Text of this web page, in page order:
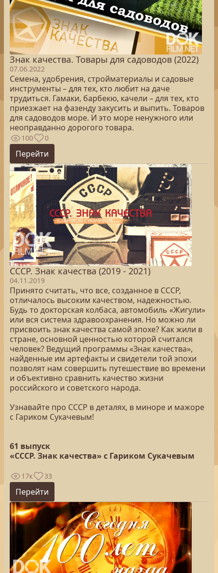
Знак качества. Товары для садоводов (2022)
07.06.2022
Семена, удобрения, стройматериалы и садовые
инструменты – для тех, кто любит на даче
трудиться. Гамаки, барбекю, качели – для тех, кто
приезжает на фазенду закусить и выпить. Товаров
для садоводов море. И это море ненужного или
неоправданно дорогого товара.
100 0
Перейти
СССР. Знак качества (2019 - 2021)
04.11.2019
Принято считать, что все, созданное в СССР,
отличалось высоким качеством, надежностью.
Будь то докторская колбаса, автомобиль «Жигули»
или вся система здравоохранения. Но можно ли
присвоить знак качества самой эпохе? Как жили в
стране, основной ценностью которой считался
человек? Ведущий программы «Знак качества»,
найденные им артефакты и свидетели той эпохи
позволят нам совершить путешествие во времени
и объективно сравнить качество жизни
российского и советского народа.
Узнавайте про СССР в деталях, в миноре и мажоре
с Гариком Сукачевым!
61 выпуск
«СССР. Знак качества» с Гариком Сукачевым
17к 33
Перейти